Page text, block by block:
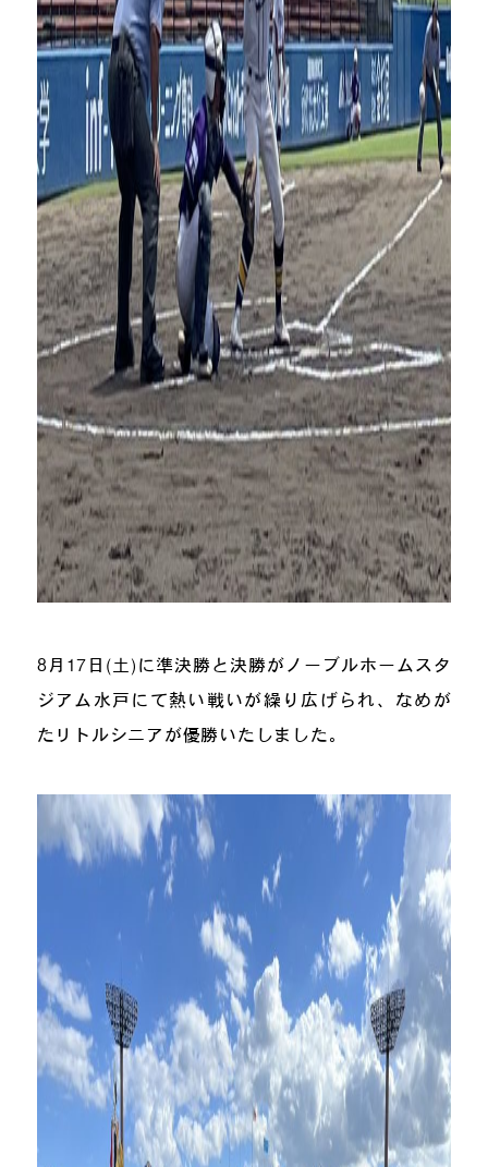
8月17日(土)に準決勝と決勝がノーブルホームスタ
ジアム水戸にて熱い戦いが繰り広げられ、なめが
たリトルシニアが優勝いたしました。